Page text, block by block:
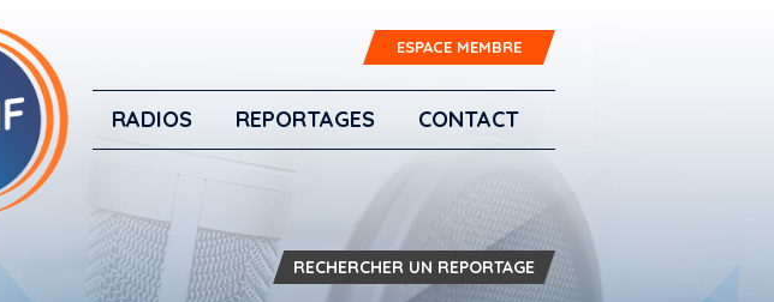
ESPACE MEMBRE
RADIOS REPORTAGES CONTACT
RECHERCHER UN REPORTAGE